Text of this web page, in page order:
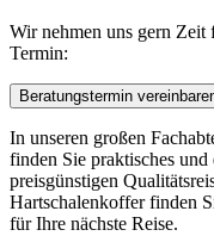
Wir nehmen uns gern Zeit
Termin:
Beratungstermin
In unseren großen
finden Sie praktisches und
preisgünstigen
Hartschalenkoffer finden
für Ihre nächste Reise.